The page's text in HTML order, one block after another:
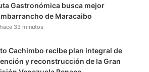
Gastronómica busca mejor
de Maracaibo
hace 33 minutos
Cachimbo recibe plan integral de
y reconstrucción de la Gran